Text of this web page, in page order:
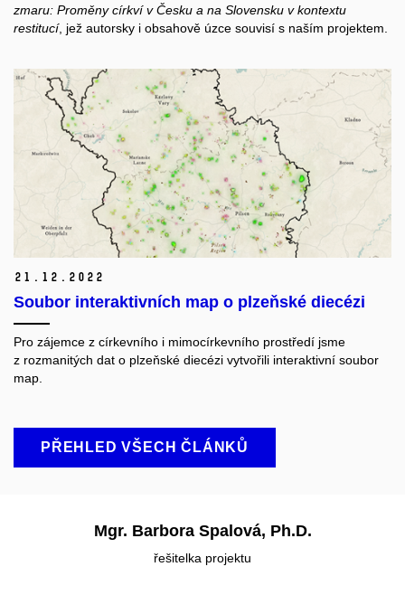
zmaru: Proměny církví v Česku a na Slovensku v kontextu
restitucí, jež autorsky i obsahově úzce souvisí s naším projektem.
21. 12. 2022
Soubor interaktivních map o plzeňské diecézi
Pro zájemce z církevního i mimocírkevního prostředí jsme
z rozmanitých dat o plzeňské diecézi vytvořili interaktivní soubor
map.
PŘEHLED VŠECH ČLÁNKŮ
Mgr. Barbora Spalová, Ph.D.
řešitelka projektu